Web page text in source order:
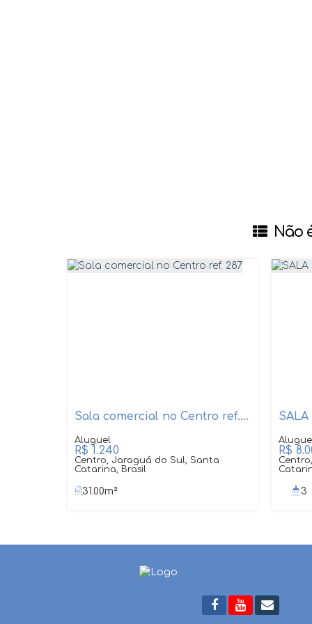
Não
Sala comercial no Centro ref. 287
R$ 1.240
Centro, Jaraguá do Sul, Santa
Catarina, Brasil
31.00m²
SALA
R$
3